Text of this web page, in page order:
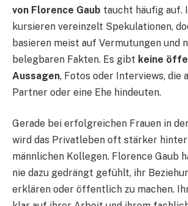
von Florence Gaub taucht häufig auf.
kursieren vereinzelt Spekulationen,
basieren meist auf Vermutungen und
belegbaren Fakten. Es gibt keine
Aussagen, Fotos oder Interviews, die
Partner oder eine Ehe hindeuten.
Gerade bei erfolgreichen Frauen in
wird das Privatleben oft stärker
männlichen Kollegen. Florence Gaub
nie dazu gedrängt gefühlt, ihr
erklären oder öffentlich zu machen.